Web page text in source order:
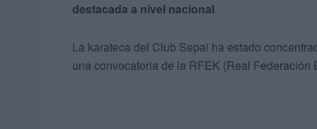
destacada a nivel nacional.
La karateca del Club Sepai ha estado
una convocatoria de la RFEK (Real Federación